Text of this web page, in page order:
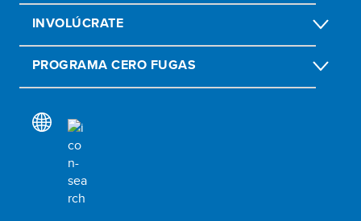
INVOLÚCRATE
PROGRAMA CERO FUGAS